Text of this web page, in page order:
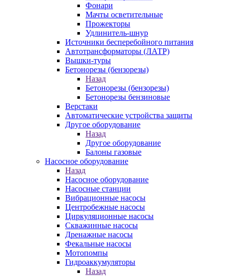
Фонари
Мачты осветительные
Прожекторы
Удлинитель-шнур
Источники бесперебойного питания
Автотрансформаторы (ЛАТР)
Вышки-туры
Бетонорезы (бензорезы)
Назад
Бетонорезы (бензорезы)
Бетонорезы бензиновые
Верстаки
Автоматические устройства защиты
Другое оборудование
Назад
Другое оборудование
Балоны газовые
Насосное оборудование
Назад
Насосное оборудование
Насосные станции
Вибрационные насосы
Центробежные насосы
Циркуляционные насосы
Скважинные насосы
Дренажные насосы
Фекальные насосы
Мотопомпы
Гидроаккумуляторы
Назад